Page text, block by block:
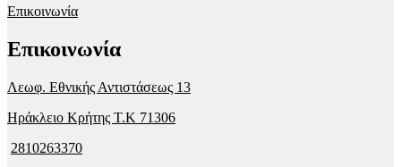
Επικοινωνία
Επικοινωνία
Λεωφ. Εθνικής Αντιστάσεως 13
Ηράκλειο Κρήτης T.K 71306
2810263370